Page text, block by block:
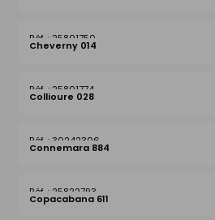
25801750
Cheverny 014
25801774
Collioure 028
30242306
Connemara 884
25822793
Copacabana 611